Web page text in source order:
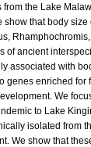
the Lake
that body
of ancient
associated with
genes enriched for
We
to Lake
isolated from
We show that